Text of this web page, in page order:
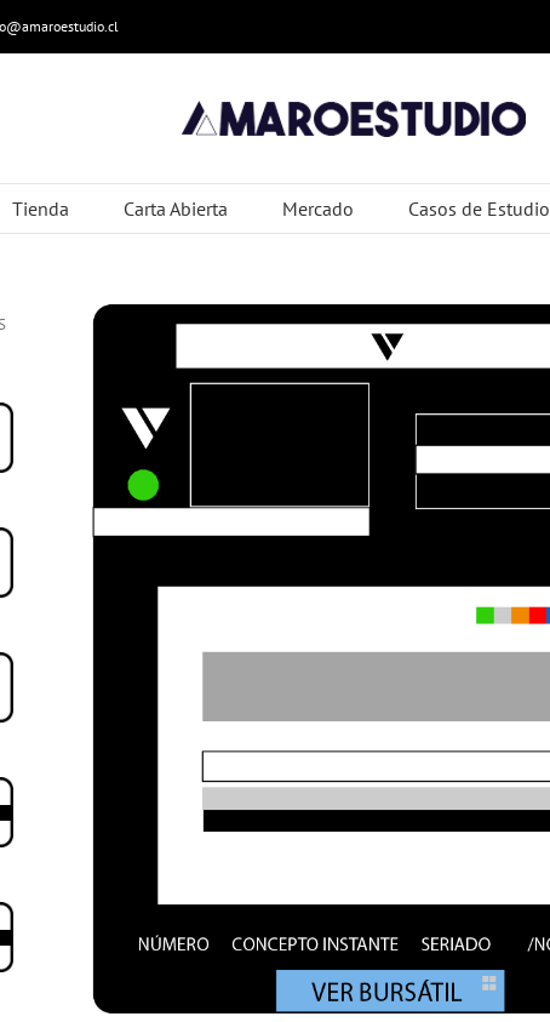
Tienda Carta Abierta Mercado Casos de Estudio